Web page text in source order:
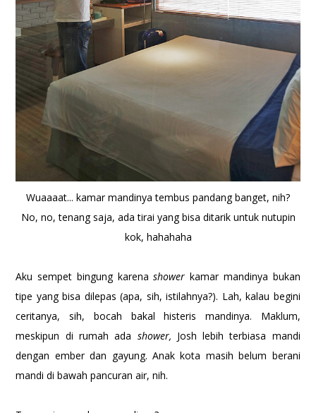
Wuaaaat... kamar mandinya tembus pandang banget, nih?
No, no, tenang saja, ada tirai yang bisa ditarik untuk nutupin
kok, hahahaha
Aku sempet bingung karenashowerkamar mandinya bukan
tipe yang bisa dilepas (apa, sih, istilahnya?). Lah, kalau begini
ceritanya, sih, bocah bakal histeris mandinya. Maklum,
meskipun di rumah ada shower, Josh lebih terbiasa mandi
dengan ember dan gayung. Anak kota masih belum berani
mandi di bawah pancuran air, nih.